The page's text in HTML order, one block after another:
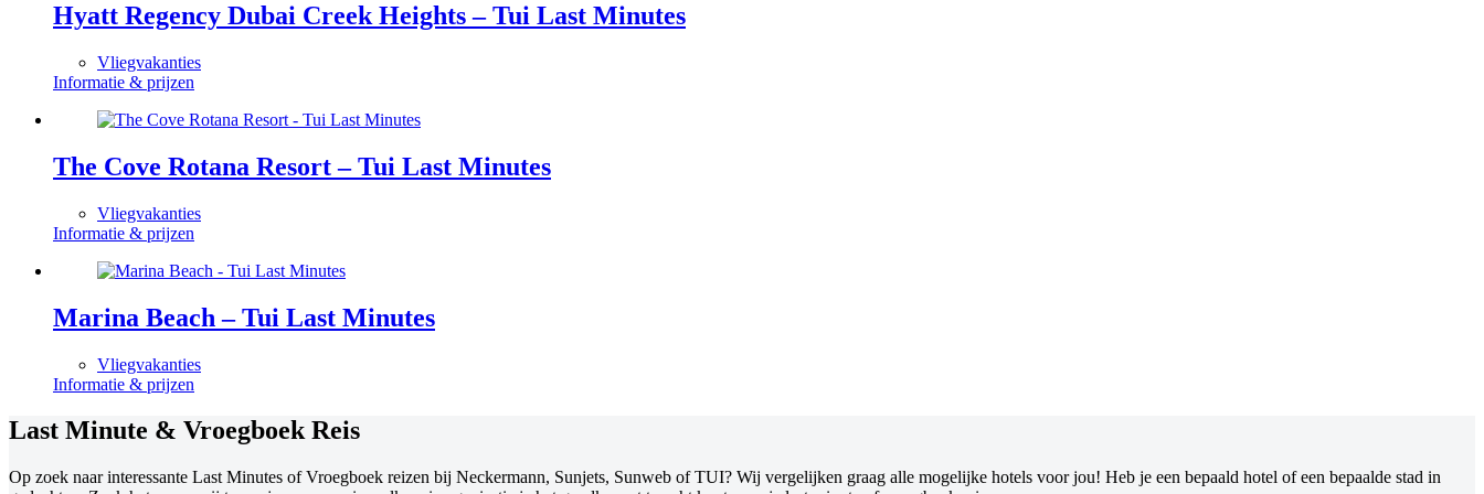
Hyatt Regency Dubai Creek Heights – Tui Last Minutes
Vliegvakanties
Informatie & prijzen
The Cove Rotana Resort – Tui Last Minutes
Vliegvakanties
Informatie & prijzen
Marina Beach – Tui Last Minutes
Vliegvakanties
Informatie & prijzen
Last Minute & Vroegboek Reis
Op zoek naar interessante Last Minutes of Vroegboek reizen bij Neckermann, Sunjets, Sunweb of TUI? Wij vergelijken graag alle mogelijke hotels voor jou! Heb je een bepaald hotel of een bepaalde stad in